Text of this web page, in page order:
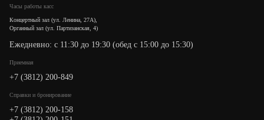
Часы работы касс
Концертный зал (ул. Ленина, 27А),
Органный зал (ул. Партизанская, 4)
Ежедневно: с 11:30 до 19:30 (обед с 15:00 до 15:30)
Приемная
+7 (3812) 200-849
Cправки и бронирование
+7 (3812) 200-158